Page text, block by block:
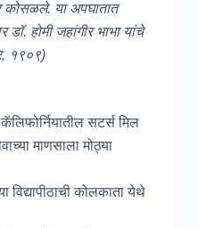
कोसळले. या अपघातात
डॉ. होमी जहांगीर भाभा यांचे
१९०९)
सटर्स मिल
माणसाला मोठ्या
विद्यापीठाची कोलकाता येथे